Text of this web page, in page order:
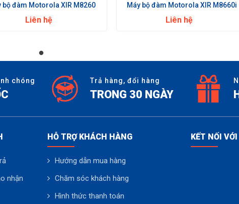
bộ đàm Motorola XIR M8260
Liên hệ
Máy bộ đàm Motorola XIR M8660i
Liên hệ
chóng Trả hàng, đổi hàng
TRONG 30 NGÀY
nhận
HỖ TRỢ KHÁCH HÀNG
Hướng dẫn mua hàng
Chăm sóc khách hàng
Hình thức thanh toán
KẾT NỐI